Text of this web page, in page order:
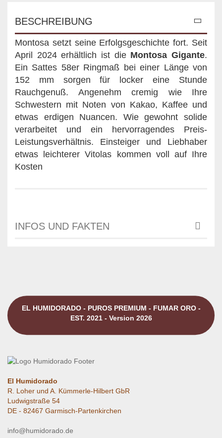
BESCHREIBUNG
Montosa setzt seine Erfolgsgeschichte fort. Seit
April 2024 erhältlich ist die Montosa Gigante.
Ein Sattes 58er Ringmaß bei einer Länge von
152 mm sorgen für locker eine Stunde
Rauchgenuß. Angenehm cremig wie Ihre
Schwestern mit Noten von Kakao, Kaffee und
etwas erdigen Nuancen. Wie gewohnt solide
verarbeitet und ein hervorragendes Preis-
Leistungsverhältnis. Einsteiger und Liebhaber
etwas leichterer Vitolas kommen voll auf Ihre
Kosten
INFOS UND FAKTEN
EL HUMIDORADO - PUROS PREMIUM - FUMAR ORO -
EST. 2021 - Version 2026
El Humidorado
R. Loher und A. Kümmerle-Hilbert GbR
Ludwigstraße 54
DE - 82467 Garmisch-Partenkirchen
info@humidorado.de